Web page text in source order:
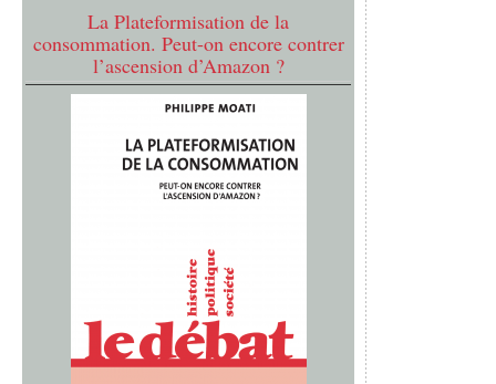
La Plateformisation de la
consommation. Peut-on encore contrer
l’ascension d’Amazon ?